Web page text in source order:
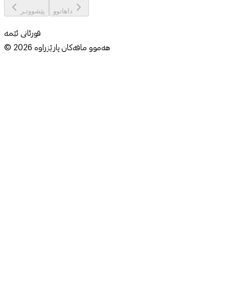
پێشووتـر داهاتوو
قورئانی ئێمە
© 2026هەموو مافەکان پارێزراوە